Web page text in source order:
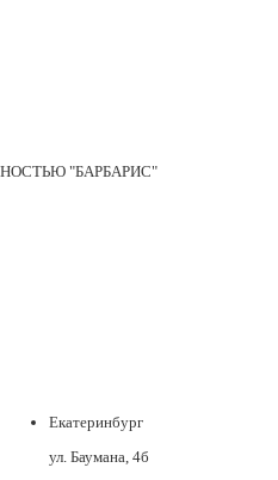
"БАРБАРИС"
Екатеринбург
ул. Баумана, 4б